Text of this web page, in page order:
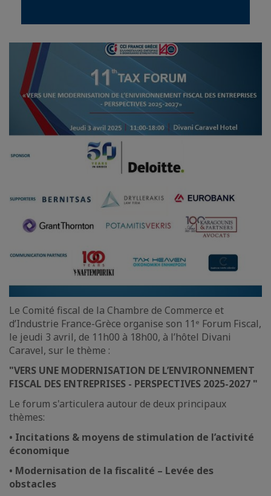
Le Comité fiscal de la Chambre de Commerce et
d’Industrie France-Grèce organise son 11ᵉ Forum Fiscal,
le jeudi 3 avril, de 11h00 à 18h00, à l’hôtel Divani
Caravel, sur le thème :
"VERS UNE MODERNISATION DE L’ENVIRONNEMENT
FISCAL DES ENTREPRISES - PERSPECTIVES 2025-2027 "
Le forum s'articulera autour de deux principaux
thèmes:
• Incitations & moyens de stimulation de l’activité
économique
• Modernisation de la fiscalité – Levée des
obstacles